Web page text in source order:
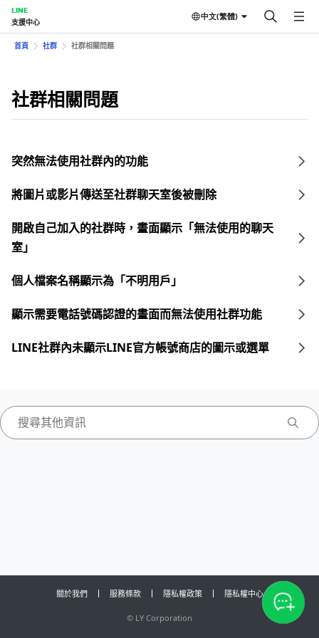
LINE
支援中心
中文(繁體)
首頁 社群 社群相關問題
社群相關問題
突然無法使用社群內的功能
將圖片或影片傳送至社群聊天室後被刪除
開啟自己加入的社群時，畫面顯示「無法使用的聊天
室」
個人檔案名稱顯示為「不明用戶」
顯示需要電話號碼認證的畫面而無法使用社群功能
LINE社群內未顯示LINE官方帳號商店的圖示或選單
關於我們 服務條款 隱私權政策 隱私權中心
© LY Corporation